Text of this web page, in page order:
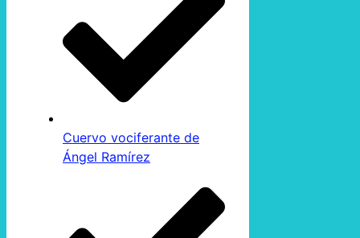
Cuervo vociferante de
Ángel Ramírez